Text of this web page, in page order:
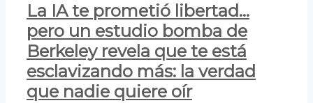
La IA te prometió libertad…
pero un estudio bomba de
Berkeley revela que te está
esclavizando más: la verdad
que nadie quiere oír